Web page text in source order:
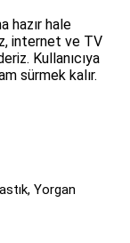
hazır hale
internet ve TV
Kullanıcıya
sürmek kalır.
Yorgan